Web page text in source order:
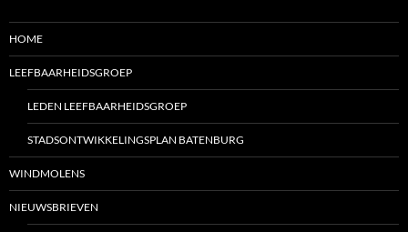
HOME
LEEFBAARHEIDSGROEP
LEDEN LEEFBAARHEIDSGROEP
STADSONTWIKKELINGSPLAN BATENBURG
WINDMOLENS
NIEUWSBRIEVEN